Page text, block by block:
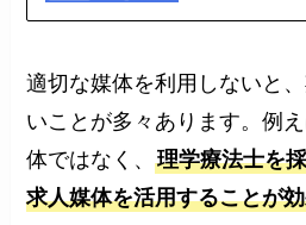
適切な媒体を利用しないと
いことが多々あります。例
体ではなく、理学療法士を
求人媒体を活用することが